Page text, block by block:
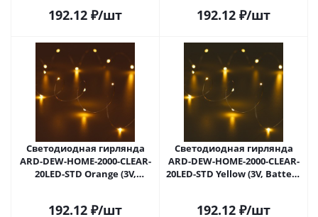
192.12 ₽/шт 192.12 ₽/шт
Светодиодная гирлянда
ARD-DEW-HOME-2000-CLEAR-
20LED-STD Orange (3V,
192.12 ₽/шт
Светодиодная гирлянда
ARD-DEW-HOME-2000-CLEAR-
20LED-STD Yellow (3V, Battery
192.12 ₽/шт